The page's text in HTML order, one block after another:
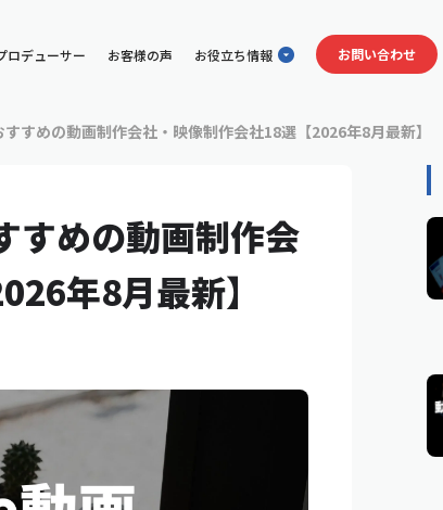
ロデューサー お客様の声 お役立ち情報 お問い合わせ
すめの動画制作会社・映像制作会社18選【2026年8月最新】
すめの動画制作会
年8月最新】